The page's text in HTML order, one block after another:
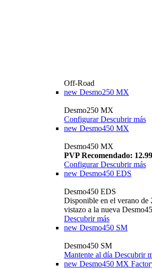
Off-Road
new Desmo250 MX
Desmo250 MX
Configurar Descubrir más
new Desmo450 MX
Desmo450 MX
PVP Recomendado:
Configurar Descubrir más
new Desmo450 EDS
Desmo450 EDS
Disponible en el verano de
vistazo a la nueva
Descubrir más
new Desmo450 SM
Desmo450 SM
Mantente al día Descubrir
new Desmo450 MX